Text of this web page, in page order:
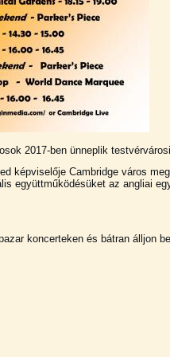
2017-ben ünneplik
képviselője Cambridge város
együttműködésüket az angliai
koncerteken és bátran álljon